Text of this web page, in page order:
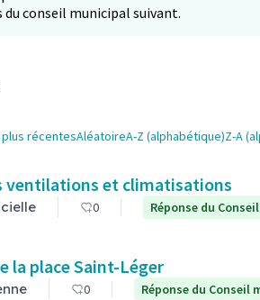
conseil municipal suivant.
plus récentesAléatoireA-Z (alphabétique)Z-A
ventilations et climatisations
0 Réponse du
la place Saint-Léger
0 Réponse du